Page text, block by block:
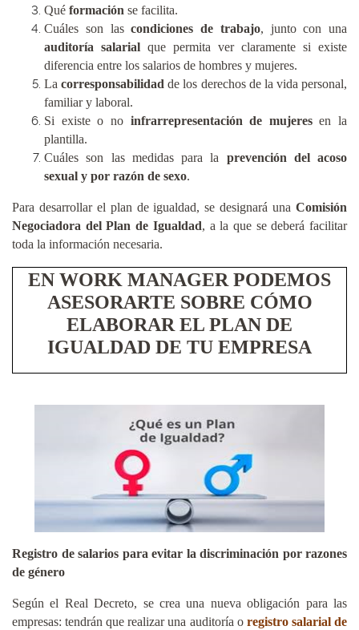
Qué formación se facilita.
Cuáles son lascondiciones de trabajo, junto con una
auditoría salarial que permita ver claramente si existe
diferencia entre los salarios de hombres y mujeres.
Lacorresponsabilidad de los derechos de la vida personal,
familiar y laboral.
Si existe o no infrarrepresentación de mujeresen la
plantilla.
Cuáles son las medidas para la prevención del acoso
sexual y por razón de sexo.
Para desarrollar el plan de igualdad, se designará una Comisión
Negociadora del Plan de Igualdad, a la que se deberá facilitar
toda la información necesaria.
EN WORK MANAGER PODEMOS
ASESORARTE SOBRE CÓMO
ELABORAR EL PLAN DE
IGUALDAD DE TU EMPRESA
Registro de salarios para evitar la discriminación por razones
de género
Según el Real Decreto, se crea una nueva obligación para las
empresas: tendrán que realizar una auditoría o registro salarial de